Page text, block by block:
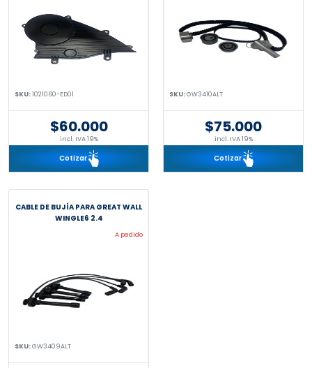
SKU:1021060-ED01
$60.000
incl. IVA 19%
Cotizar
SKU:GW3410ALT
$75.000
incl. IVA 19%
Cotizar
CABLE DE BUJÍA PARA GREAT WALL
WINGLE6 2.4
A pedido
SKU:GW3409ALT